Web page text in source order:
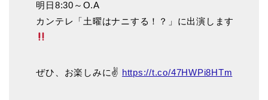
明日8:30～O.A
カンテレ「土曜はナニする！？」に出演します
ぜひ、お楽しみに✌️ https://t.co/47HWPi8HTm